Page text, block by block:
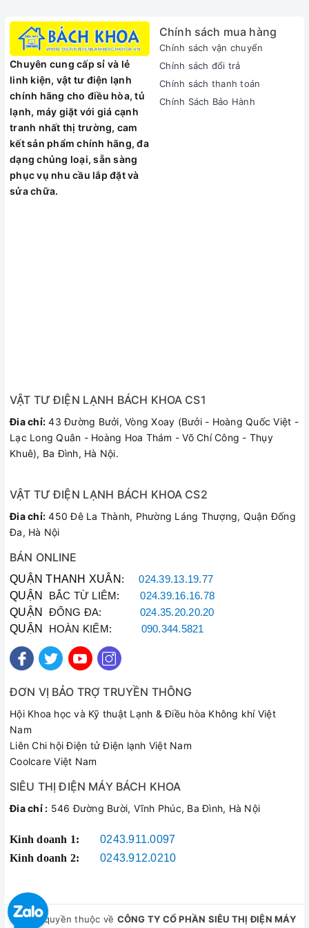
- Lưỡi cắt cực sắc để luôn cắt gọn gàng và hiệu quả, nhưng
lược và đầu cắt lượn tròn để tránh kích ứng da.
Chuyên cung cấp sỉ và lẻ
linh kiện, vật tư điện lạnh
chính hãng cho điều hòa, tủ
lạnh, máy giặt với giá cạnh
tranh nhất thị trường, cam
kết sản phẩm chính hãng, đa
dạng chủng loại, sẵn sàng
phục vụ nhu cầu lắp đặt và
sửa chữa.
Chính sách mua hàng
Chính sách vận chuyển
Chính sách đổi trả
Chính sách thanh toán
Chính Sách Bảo Hành
VẬT TƯ ĐIỆN LẠNH BÁCH KHOA CS1
Đia chỉ: 43 Đường Bưởi, Vòng Xoay (Bưởi - Hoàng Quốc Việt -
Lạc Long Quân - Hoàng Hoa Thám - Võ Chí Công - Thụy
Khuê), Ba Đình, Hà Nội.
VẬT TƯ ĐIỆN LẠNH BÁCH KHOA CS2
Đia chỉ: 450 Đê La Thành, Phường Láng Thượng, Quận Đống
Đa, Hà Nội
BÁN ONLINE
QUẬN THANH XUÂN :024.39.13.19.77
QUẬN BẮC TỪ LIÊM:024.39.16.16.78
QUẬN ĐỐNG ĐA: 024.35.20.20.20
QUẬN HOÀN KIẾM: 090.344.5821
ĐƠN VỊ BẢO TRỢ TRUYỀN THÔNG
Hội Khoa học và Kỹ thuật Lạnh & Điều hòa Không khí Việt
Nam
Liên Chi hội Điện tử Điện lạnh Việt Nam
Coolcare Việt Nam
SIÊU THỊ ĐIỆN MÁY BÁCH KHOA
Đia chỉ : 546 Đường Bười, Vĩnh Phúc, Ba Đình, Hà Nội
Kinh doanh 1:
0243.911.0097
Kinh doanh 2:
0243.912.0210
© Bản quyền thuộc về CÔNG TY CỔ PHẦN SIÊU THỊ ĐIỆN MÁY